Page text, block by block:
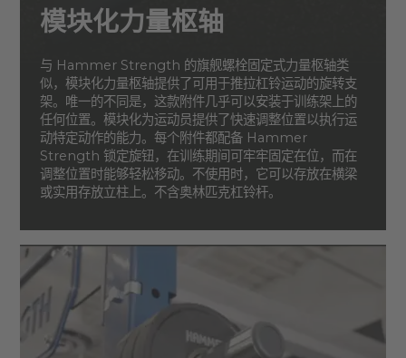
模块化力量枢轴
与 Hammer Strength 的旗舰螺栓固定式力量枢轴类
似，模块化力量枢轴提供了可用于推拉杠铃运动的旋转支
架。唯一的不同是，这款附件几乎可以安装于训练架上的
任何位置。模块化为运动员提供了快速调整位置以执行运
动特定动作的能力。每个附件都配备 Hammer
Strength 锁定旋钮，在训练期间可牢牢固定在位，而在
调整位置时能够轻松移动。不使用时，它可以存放在横梁
或实用存放立柱上。不含奥林匹克杠铃杆。